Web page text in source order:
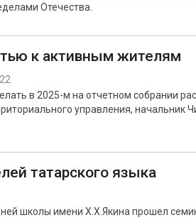
Отечества.
к активным жителям
в 2025-м на отчетном собрании
управления, начальник
татарского языка
школы имени Х.Х.Якина прошел